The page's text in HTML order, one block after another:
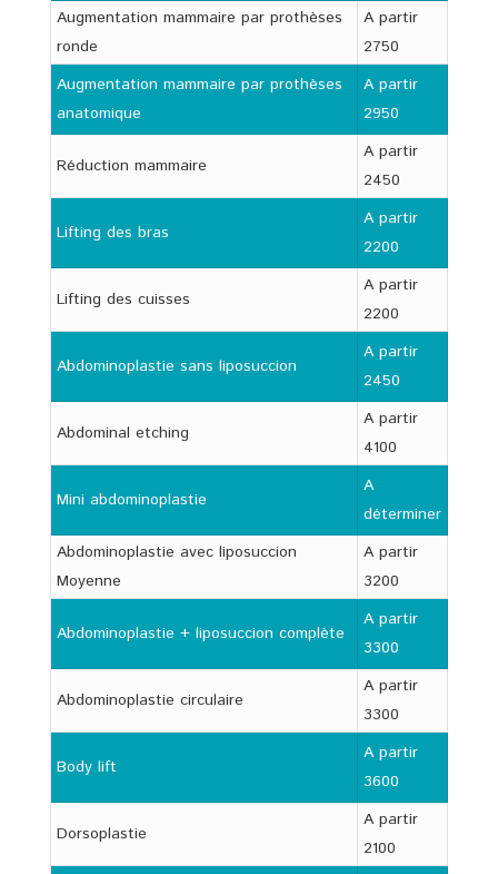
Augmentation mammaire par prothèses
ronde
A partir
2750
Augmentation mammaire par prothèses
anatomique
A partir
2950
Réduction mammaire
A partir
2450
Lifting des bras
A partir
2200
Lifting des cuisses
A partir
2200
Abdominoplastie sans liposuccion
A partir
2450
Abdominal etching
A partir
4100
Mini abdominoplastie
A
déterminer
Abdominoplastie avec liposuccion
Moyenne
A partir
3200
Abdominoplastie + liposuccion complète
A partir
3300
Abdominoplastie circulaire
A partir
3300
Body lift
A partir
3600
Dorsoplastie
A partir
2100